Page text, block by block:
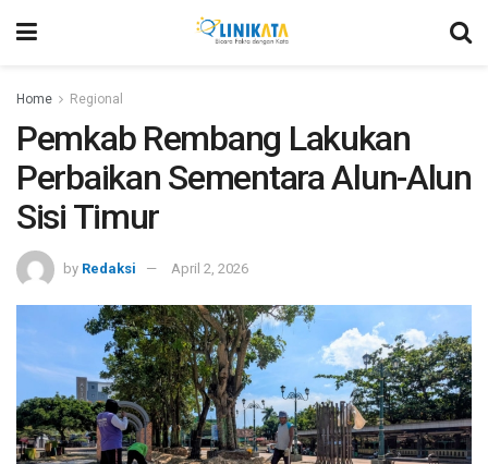
Home Regional
Pemkab Rembang Lakukan
Perbaikan Sementara Alun-Alun
Sisi Timur
by Redaksi April 2, 2026